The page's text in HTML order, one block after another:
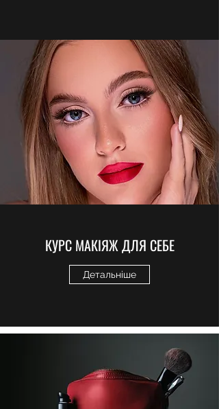
КУРС МАКІЯЖ ДЛЯ СЕБЕ
Детальніше